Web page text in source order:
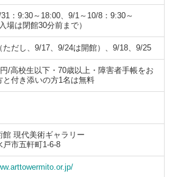
：9:30～18:00、9/1～10/8：9:30～
場は閉館30分前まで）
ただし、9/17、9/24は開館）、9/18、9/25
/高校生以下・70歳以上・障害者手帳をお
と付き添いの方1名は無料
館 現代美術ギャラリー
戸市五軒町1-6-8